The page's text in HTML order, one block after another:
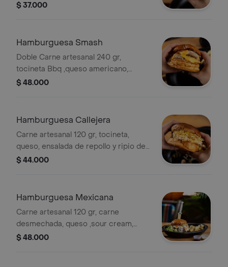
$ 37.000
Hamburguesa Smash
Doble Carne artesanal 240 gr,
tocineta Bbq ,queso americano,
cebolla y pepinillos.
$ 48.000
Hamburguesa Callejera
Carne artesanal 120 gr, tocineta,
queso, ensalada de repollo y ripio de
papa.
$ 44.000
Hamburguesa Mexicana
Carne artesanal 120 gr, carne
desmechada, queso ,sour cream,
pico de gallo, lechuga y guacamole.
$ 48.000